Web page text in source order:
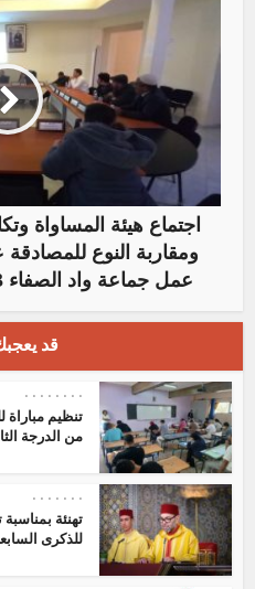
اجتماع هيئة المساواة
ومقاربة النوع
عمل جماعة واد الصفاء 2023-2027
قد
•
•
•
•
•
•
•
•
تنظيم
من الدرجة
•
•
•
•
•
•
•
تهنئة
للذكرى